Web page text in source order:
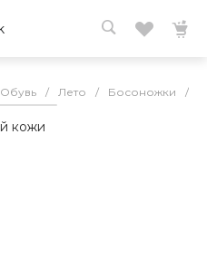
Обувь / Лето / Босоножки /